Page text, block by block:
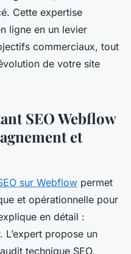
Cette expertise
ligne en un levier
commerciaux, tout
de votre site
SEO Webflow
et
sur Webflow permet
et opérationnelle pour
en détail :
L’expert propose un
technique SEO,